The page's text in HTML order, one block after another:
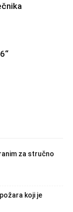
za stručno
koji je